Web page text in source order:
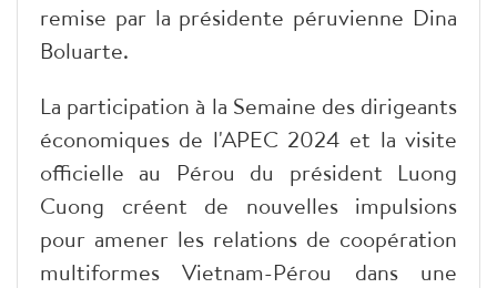
remise par la présidente péruvienne Dina
Boluarte.
La participation à la Semaine des dirigeants
économiques de l'APEC 2024 et la visite
officielle au Pérou du président Luong
Cuong créent de nouvelles impulsions
pour amener les relations de coopération
multiformes Vietnam-Pérou dans une